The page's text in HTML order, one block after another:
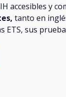
accesibles y
tanto en
ETS, sus